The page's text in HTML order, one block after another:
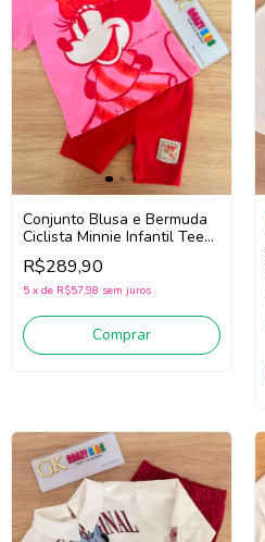
Conjunto Blusa e Bermuda
Ciclista Minnie Infantil Teen
Menina Animé P6705
(Rosa/Vermelho)
R$289,90
5 x de R$57,98 sem juros
Comprar